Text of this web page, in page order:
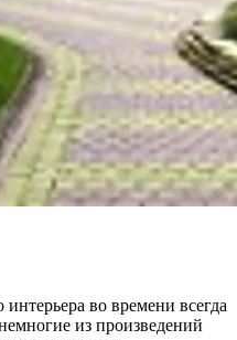
во времени всегда
из произведений